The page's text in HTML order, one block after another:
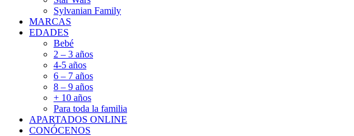
Sylvanian Family
MARCAS
EDADES
Bebé
2 – 3 años
4-5 años
6 – 7 años
8 – 9 años
+ 10 años
Para toda la familia
APARTADOS ONLINE
CONÓCENOS